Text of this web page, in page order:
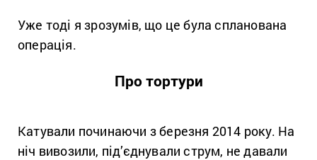
Уже тоді я зрозумів, що це була спланована
операція.
Про тортури
Катували починаючи з березня 2014 року. На
ніч вивозили, під’єднували струм, не давали